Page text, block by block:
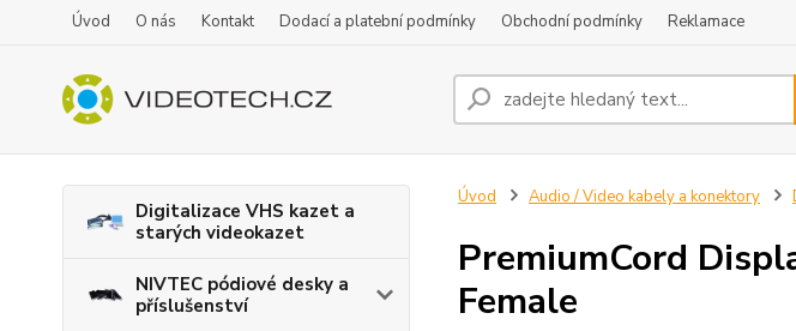
Úvod O nás Kontakt Dodací a platební podmínky Obchodní podmínky Reklamace
Digitalizace VHS kazet a
starých videokazet
NIVTEC pódiové desky a
příslušenství
Úvod Audio / Video kabely a konektory
PremiumCord
Female